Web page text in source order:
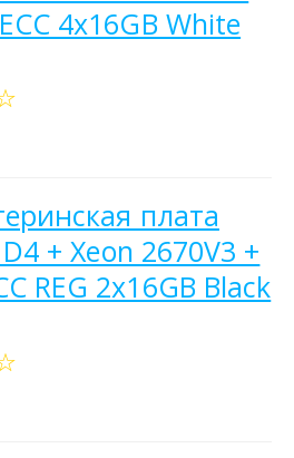
4x16GB White
плата
+ Xeon 2670V3 +
REG 2x16GB Black